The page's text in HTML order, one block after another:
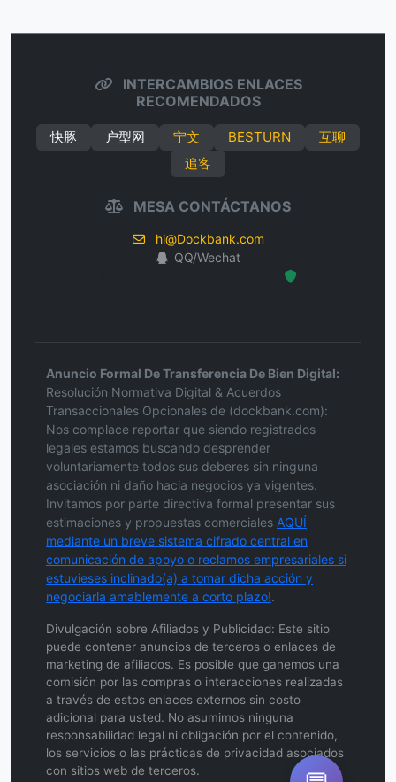
INTERCAMBIOS ENLACES
RECOMENDADOS
快豚 户型网 宁文 BESTURN
互聊
追客
MESA CONTÁCTANOS
hi@Dockbank.com
QQ/Wechat
Anuncio Formal De Transferencia De Bien Digital:
Resolución Normativa Digital & Acuerdos
Transaccionales Opcionales de (dockbank.com):
Nos complace reportar que siendo registrados
legales estamos buscando desprender
voluntariamente todos sus deberes sin ninguna
asociación ni daño hacia negocios ya vigentes.
Invitamos por parte directiva formal presentar sus
estimaciones y propuestas comerciales AQUÍ
mediante un breve sistema cifrado central en
comunicación de apoyo o reclamos empresariales si
estuvieses inclinado(a) a tomar dicha acción y
negociarla amablemente a corto plazo!.
Divulgación sobre Afiliados y Publicidad: Este sitio
puede contener anuncios de terceros o enlaces de
marketing de afiliados. Es posible que ganemos una
comisión por las compras o interacciones realizadas
a través de estos enlaces externos sin costo
adicional para usted. No asumimos ninguna
responsabilidad legal ni obligación por el contenido,
los servicios o las prácticas de privacidad asociados
con sitios web de terceros.